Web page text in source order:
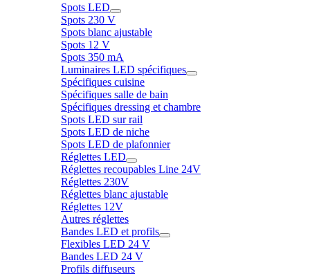
Spots LED
Spots 230 V
Spots blanc ajustable
Spots 12 V
Spots 350 mA
Luminaires LED spécifiques
Spécifiques cuisine
Spécifiques salle de bain
Spécifiques dressing et chambre
Spots LED sur rail
Spots LED de niche
Spots LED de plafonnier
Réglettes LED
Réglettes recoupables Line 24V
Réglettes 230V
Réglettes blanc ajustable
Réglettes 12V
Autres réglettes
Bandes LED et profils
Flexibles LED 24 V
Bandes LED 24 V
Profils diffuseurs